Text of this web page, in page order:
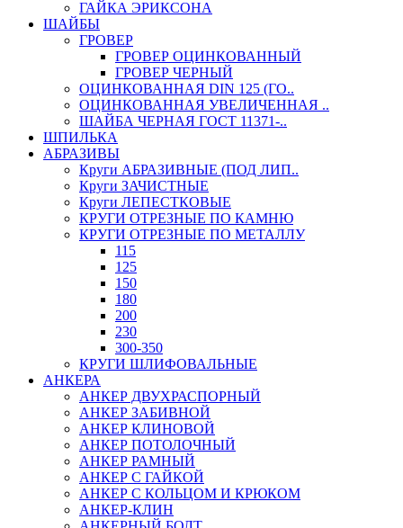
ГАЙКА ЭРИКСОНА
ШАЙБЫ
ГРОВЕР
ГРОВЕР ОЦИНКОВАННЫЙ
ГРОВЕР ЧЕРНЫЙ
ОЦИНКОВАННАЯ DIN 125 (ГО..
ОЦИНКОВАННАЯ УВЕЛИЧЕННАЯ ..
ШАЙБА ЧЕРНАЯ ГОСТ 11371-..
ШПИЛЬКА
АБРАЗИВЫ
Круги АБРАЗИВНЫЕ (ПОД ЛИП..
Круги ЗАЧИСТНЫЕ
Круги ЛЕПЕСТКОВЫЕ
КРУГИ ОТРЕЗНЫЕ ПО КАМНЮ
КРУГИ ОТРЕЗНЫЕ ПО МЕТАЛЛУ
115
125
150
180
200
230
300-350
КРУГИ ШЛИФОВАЛЬНЫЕ
АНКЕРА
АНКЕР ДВУХРАСПОРНЫЙ
АНКЕР ЗАБИВНОЙ
АНКЕР КЛИНОВОЙ
АНКЕР ПОТОЛОЧНЫЙ
АНКЕР РАМНЫЙ
АНКЕР С ГАЙКОЙ
АНКЕР С КОЛЬЦОМ И КРЮКОМ
АНКЕР-КЛИН